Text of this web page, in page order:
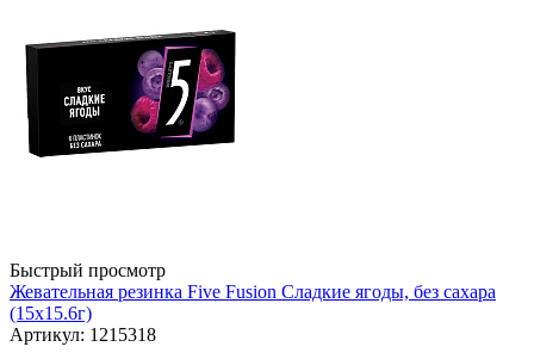
Быстрый просмотр
Жевательная резинка Five Fusion Сладкие ягоды, без сахара
(15x15.6г)
Артикул: 1215318